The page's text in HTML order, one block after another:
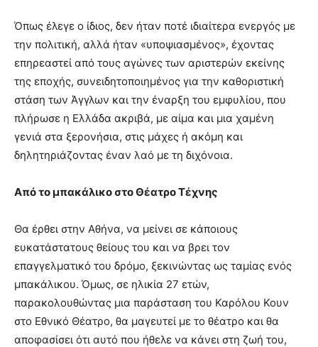
Όπως έλεγε ο ίδιος, δεν ήταν ποτέ ιδιαίτερα ενεργός με
την πολιτική, αλλά ήταν «υποψιασμένος», έχοντας
επηρεαστεί από τους αγώνες των αριστερών εκείνης
της εποχής, συνειδητοποιημένος για την καθοριστική
στάση των Άγγλων και την έναρξη του εμφυλίου, που
πλήρωσε η Ελλάδα ακριβά, με αίμα και μια χαμένη
γενιά στα ξερονήσια, στις μάχες ή ακόμη και
δηλητηριάζοντας έναν λαό με τη διχόνοια.
Από το μπακάλικο στο Θέατρο Τέχνης
Θα έρθει στην Αθήνα, να μείνει σε κάποιους
ευκατάστατους θείους του και να βρει τον
επαγγελματικό του δρόμο, ξεκινώντας ως ταμίας ενός
μπακάλικου. Όμως, σε ηλικία 27 ετών,
παρακολουθώντας μια παράσταση του Καρόλου Κουν
στο Εθνικό Θέατρο, θα μαγευτεί με το θέατρο και θα
αποφασίσει ότι αυτό που ήθελε να κάνει στη ζωή του,